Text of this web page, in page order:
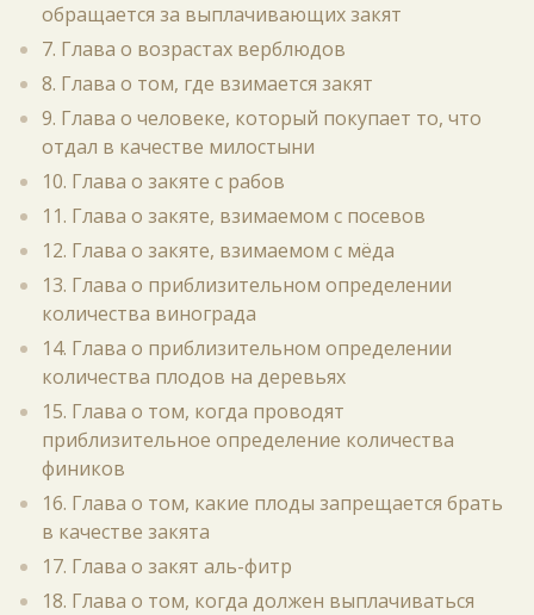
обращается за выплачивающих закят
7. Глава о возрастах верблюдов
8. Глава о том, где взимается закят
9. Глава о человеке, который покупает то, что
отдал в качестве милостыни
10. Глава о закяте с рабов
11. Глава о закяте, взимаемом с посевов
12. Глава о закяте, взимаемом с мёда
13. Глава о приблизительном определении
количества винограда
14. Глава о приблизительном определении
количества плодов на деревьях
15. Глава о том, когда проводят
приблизительное определение количества
фиников
16. Глава о том, какие плоды запрещается брать
в качестве закята
17. Глава о закят аль-фитр
18. Глава о том, когда должен выплачиваться